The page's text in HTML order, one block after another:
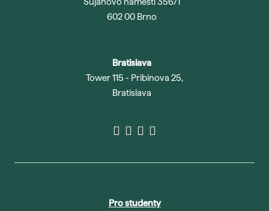
602 00 Brno
Bratislava
Tower 115 - Pribinova 25,
Bratislava
Pro studenty